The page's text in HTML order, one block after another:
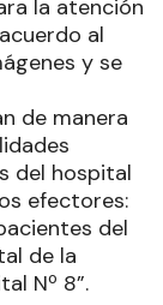
la atención
al
y se
de manera
del hospital
efectores:
del
de la
Nº 8”.